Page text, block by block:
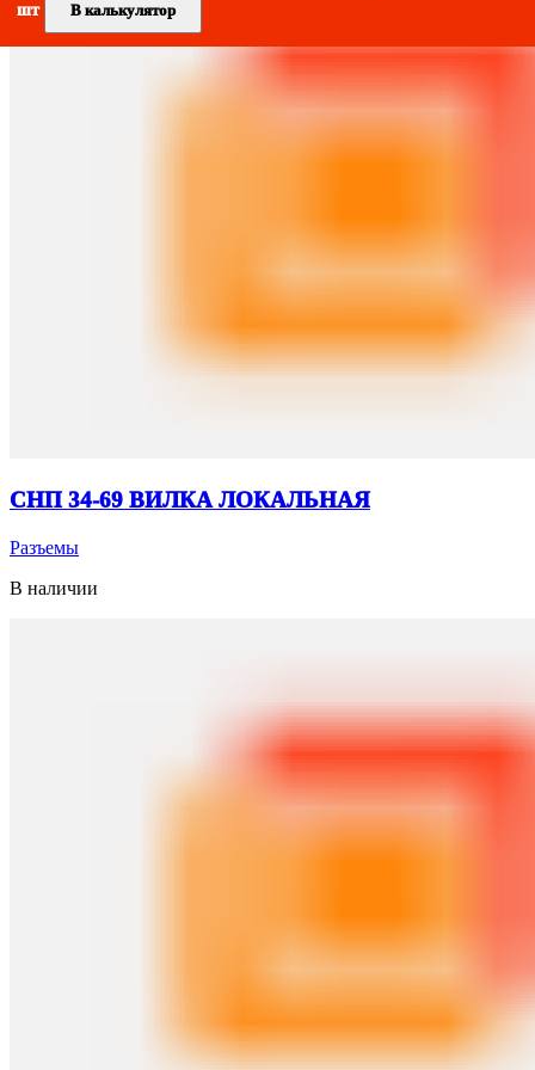
СНП 34-69 ВИЛКА ЛОКАЛЬНАЯ
Разъемы
В наличии
шт В калькулятор
шт В калькулятор
шт В калькулятор
шт В калькулятор
шт В калькулятор
шт В калькулятор